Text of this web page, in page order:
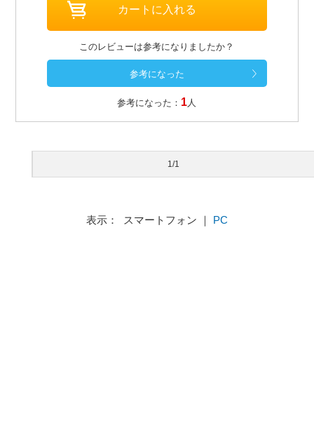
このレビューは参考になりましたか？
参考になった： 1 人
1/1
表示： スマートフォン ｜ PC